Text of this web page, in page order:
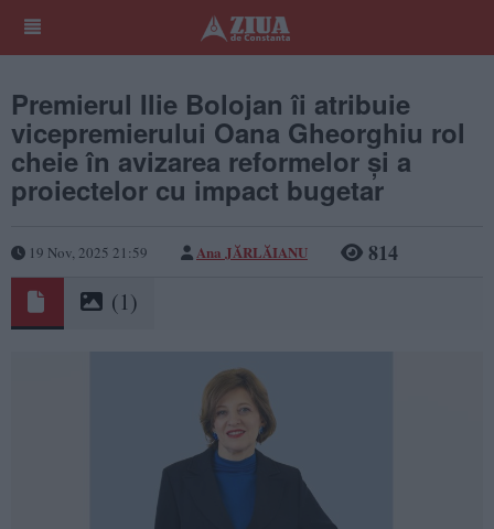
Premierul Ilie Bolojan îi atribuie
vicepremierului Oana Gheorghiu rol
cheie în avizarea reformelor și a
proiectelor cu impact bugetar
19 Nov, 2025 21:59 Ana JĂRLĂIANU 814
(1)